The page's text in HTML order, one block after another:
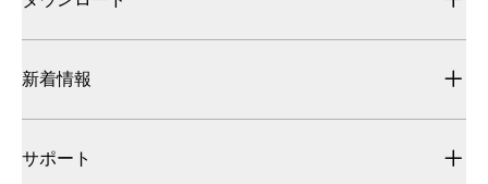
新着情報
サポート